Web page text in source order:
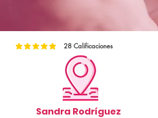
28 Calificaciones
la calificación promedio es 5 de 5, basada en 28
Sandra Rodríguez